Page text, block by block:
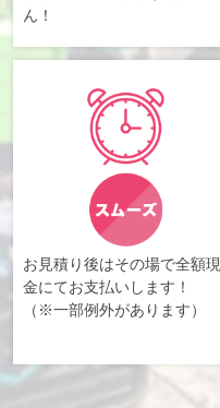
ん！
お見積り後はその場で全額現
金にてお支払いします！
（※一部例外があります）